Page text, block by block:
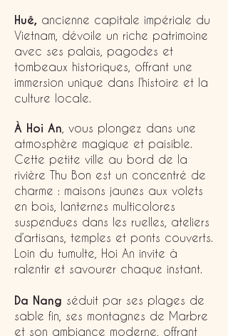
Huê, ancienne capitale impériale du
Vietnam, dévoile un riche patrimoine
avec ses palais, pagodes et
tombeaux historiques, offrant une
immersion unique dans l’histoire et la
culture locale.
À Hoi An , vous plongez dans une
atmosphère magique et paisible.
Cette petite ville au bord de la
rivière Thu Bon est un concentré de
charme : maisons jaunes aux volets
en bois, lanternes multicolores
suspendues dans les ruelles, ateliers
d’artisans, temples et ponts couverts.
Loin du tumulte, Hoi An invite à
ralentir et savourer chaque instant.
Da Nang séduit par ses plages de
sable fin, ses montagnes de Marbre
et son ambiance moderne, offrant